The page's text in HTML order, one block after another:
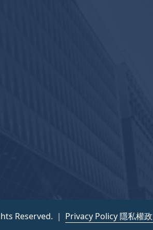
Reserved. ｜ Privacy Policy 隱私權